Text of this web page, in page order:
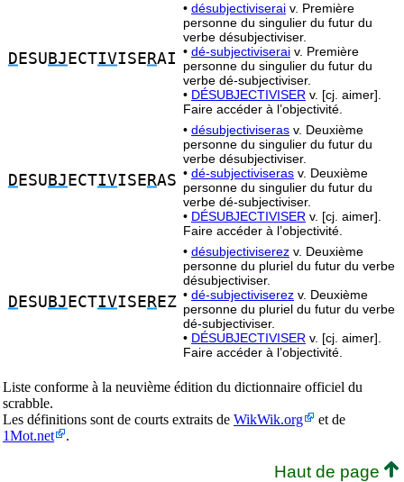
D ESU BJ ECTIVISE RAI
• désubjectiviserai v. Première
personne du singulier du futur du
verbe désubjectiviser.
• dé-subjectiviserai v. Première
personne du singulier du futur du
verbe dé-subjectiviser.
• DÉSUBJECTIVISER v. [cj. aimer].
Faire accéder à l’objectivité.
D ESU BJ ECTIVISE RAS
• désubjectiviseras v. Deuxième
personne du singulier du futur du
verbe désubjectiviser.
• dé-subjectiviseras v. Deuxième
personne du singulier du futur du
verbe dé-subjectiviser.
• DÉSUBJECTIVISER v. [cj. aimer].
Faire accéder à l’objectivité.
D ESU BJ ECTIVISE REZ
• désubjectiviserez v. Deuxième
personne du pluriel du futur du verbe
désubjectiviser.
• dé-subjectiviserez v. Deuxième
personne du pluriel du futur du verbe
dé-subjectiviser.
• DÉSUBJECTIVISER v. [cj. aimer].
Faire accéder à l’objectivité.
Liste conforme à la neuvième édition du dictionnaire officiel du
scrabble.
Les définitions sont de courts extraits de WikWik.org
et de
1Mot.net
.
Haut de page